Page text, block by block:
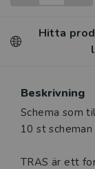
Hitta
Beskrivning
Schema som
10 st
TRAS är ett